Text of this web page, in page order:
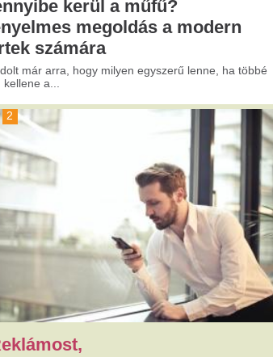
keresünk